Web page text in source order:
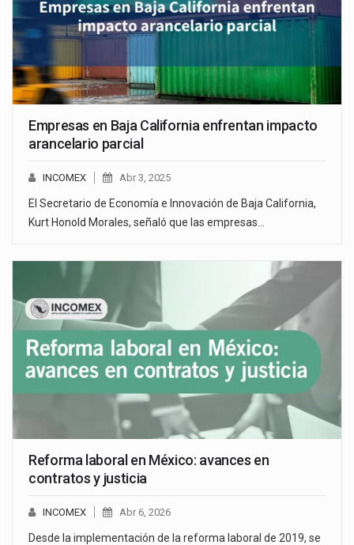
Empresas en Baja California enfrentan impacto
arancelario parcial
INCOMEX Abr 3, 2025
El Secretario de Economía e Innovación de Baja California,
Kurt Honold Morales, señaló que las empresas…
Reforma laboral en México: avances en
contratos y justicia
INCOMEX Abr 6, 2026
Desde la implementación de la reforma laboral de 2019, se